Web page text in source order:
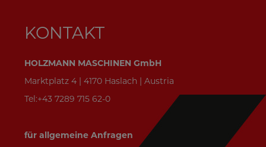
KONTAKT
HOLZMANN MASCHINEN GmbH
Marktplatz 4 | 4170 Haslach | Austria
Tel:+43 7289 715 62-0
für allgemeine Anfragen